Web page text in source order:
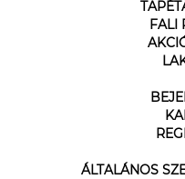
FALI
ÁLTALÁNOS